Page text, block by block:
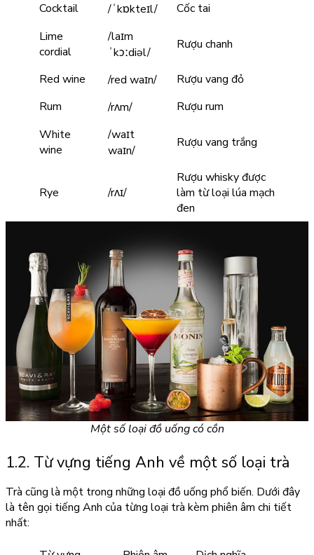
Cocktail
/ˈkɒkteɪl/
Cốc tai
Lime
cordial
/laɪm
ˈkɔːdiəl/
Rượu chanh
Red wine /red waɪn/
Rượu vang đỏ
Rum
/rʌm/
Rượu rum
White
wine
/waɪt
waɪn/
Rượu vang trắng
Rye /rʌɪ/
Rượu whisky được
làm từ loại lúa mạch
đen
Một số loại đồ uống có cồn
1.2. Từ vựng tiếng Anh về một số loại trà
Trà cũng là một trong những loại đồ uống phổ biến. Dưới đây
là tên gọi tiếng Anh của từng loại trà kèm phiên âm chi tiết
nhất: